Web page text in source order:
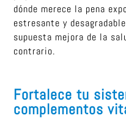
dónde merece la pena
estresante y
supuesta mejora de la
contrario.
Fortalece tu
complementos